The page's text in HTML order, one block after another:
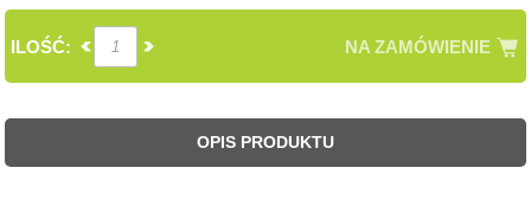
NA ZAMÓWIENIE
ILOŚĆ:
OPIS PRODUKTU